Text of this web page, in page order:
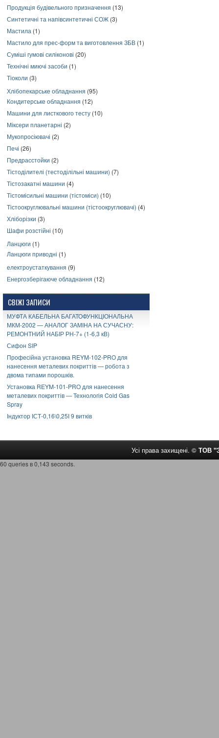
Продукція будівельного призначення (13)
Синтетичні та напівсинтетичні СОЖ (3)
Мастила (1)
Мастило для прес-форм та виготовлення ЗБВ (1)
Суміші гумові силіконові (20)
Технічні миючі засоби (1)
Тіоколи (3)
Хлібопекарське обладнання (95)
Кондитерське обладнання (12)
Машини для листкового тесту (10)
Міксери планетарні (2)
Мукопросіювачі (2)
Печі (26)
Предрасстойки (2)
Тістоділителі (тестоділільні машини) (7)
Тістозакатні машини (4)
Тістомісильні машини (тістоміси) (10)
Тістоокруглювальні машини (тістоокруглювачі) (4)
Хліборізки (3)
Шафи розстійні (10)
Ланцюги (1)
Ланцюги приводні (1)
електроустаткування (9)
Енергозберігаюче обладнання (12)
СВІЖІ ЗАПИСИ
МУФТА КАБЕЛЬНА БАГАТОФУНКЦІОНАЛЬНА
МКМ-2002 — АНАЛОГ ЗАМІНА НА СУЧАСНУ:
РЕМОНТНИЙ НАБІР РН-7+ (1-6,3 кВ)
Сифон SIP
Професійна установка REYM-102-PRO для
нанесення металевих покриттів — робота з
двома типами порошків.
Установка REYM-101-PRO для нанесення
металевих покриттів — Технологія Cold Gas
Spray
Індуктор ІСТ-0,16\0,25І 9 витків
Усі права захищені. © ТОВ
60 queries в 0,143 seconds.